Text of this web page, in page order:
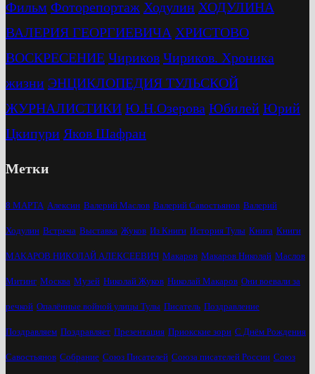
Фильм Фоторепортаж Ходулин ХОДУЛИНА
ВАЛЕРИЯ ГЕОРГИЕВИЧА ХРИСТОВО
ВОСКРЕСЕНИЕ Чириков Чириков. Хроника
жизни ЭНЦИКЛОПЕДИЯ ТУЛЬСКОЙ
ЖУРНАЛИСТИКИ Ю.Н.Озерова Юбилей Юрий
Цкипури Яков Шафран
Метки
8 МАРТА Алексин Валерий Маслов Валерий Савостьянов Валерий
Ходулин Встреча Выставка Жуков Из Книги История Тулы Книга Книги
МАКАРОВ НИКОЛАЙ АЛЕКСЕЕВИЧ Макаров Макаров Николай Маслов
Митинг Москва Музей Николай Жуков Николай Макаров Они воевали за
речкой Опалённые войной улицы Тулы Писатель Поздравление
Поздравляем Поздравляет Презентация Приокские зори С Днём Рождения
Савостьянов Собрание Союз Писателей Союза писателей России Союз